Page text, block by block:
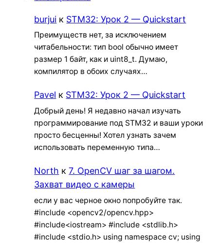
burjui к STM32: Урок 2 — Quickstart
Преимуществ нет, за исключением
читабельности: тип bool обычно имеет
размер 1 байт, как и uint8_t. Думаю,
компилятор в обоих случаях…
Pavel к STM32: Урок 2 — Quickstart
Добрый день! Я недавно начал изучать
программирование под STM32 и ваши уроки
просто бесценны! Хотел узнать зачем
использовать переменную типа…
North к7. OpenCV шаг за шагом.
Захват видео с камеры
если у вас черное окно попробуйте так.
#include <opencv2/opencv.hpp>
#include<iostream> #include <stdlib.h>
#include <stdio.h> using namespace cv; using